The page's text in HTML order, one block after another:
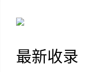
最新收录